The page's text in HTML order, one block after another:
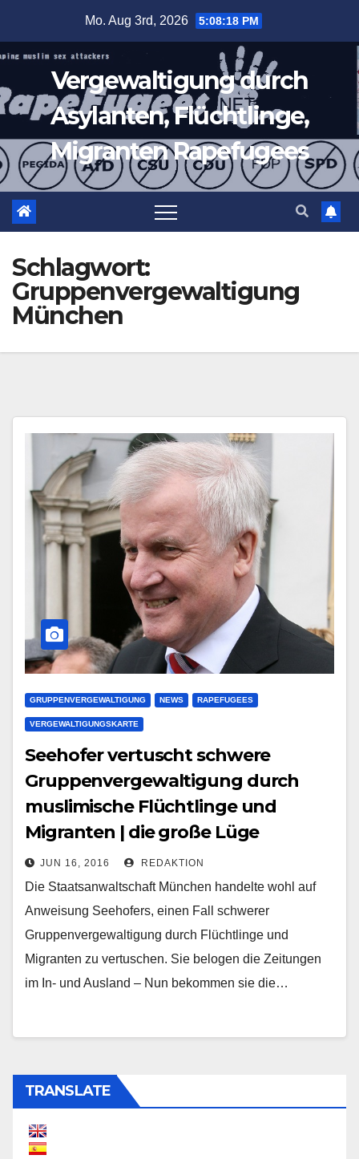
springen
Mo. Aug 3rd, 2026 5:08:19 PM
Vergewaltigung durch
Asylanten, Flüchtlinge,
Migranten Rapefugees
Schlagwort:
Gruppenvergewaltigung
München
GRUPPENVERGEWALTIGUNG NEWS RAPEFUGEES
VERGEWALTIGUNGSKARTE
Seehofer vertuscht schwere
Gruppenvergewaltigung durch
muslimische Flüchtlinge und
Migranten | die große Lüge
JUN 16, 2016 REDAKTION
Die Staatsanwaltschaft München handelte wohl auf
Anweisung Seehofers, einen Fall schwerer
Gruppenvergewaltigung durch Flüchtlinge und
Migranten zu vertuschen. Sie belogen die Zeitungen
im In- und Ausland – Nun bekommen sie die…
TRANSLATE